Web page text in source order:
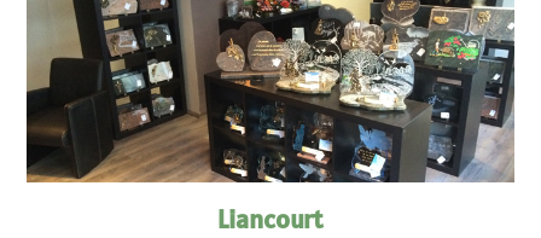
Liancourt